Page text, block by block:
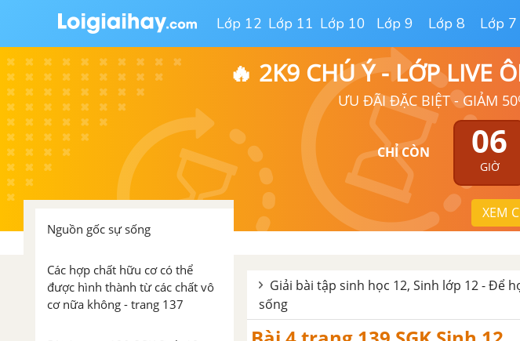
Lớp 12 Lớp 11 Lớp 10 Lớp 9 Lớp 8 Lớp 7
🔥 2K9 CHÚ Ý - LỚP LIVE
ƯU ĐÃI ĐẶC BIỆT - GIẢM
CHỈ CÒN 06
GIỜ
XEM
Tiến hóa lớn
Bài 1 trang 135 SGK Sinh 12
Bài 2 trang 135 SGK Sinh 12
Bài 3 trang 135 SGK Sinh 12
Bài 32. Nguồn gốc sự sống
Nguồn gốc sự sống
Các hợp chất hữu cơ có thể
được hình thành từ các chất vô
cơ nữa không - trang 137
Giải bài tập sinh học 12, Sinh lớp 12 - Để
sống